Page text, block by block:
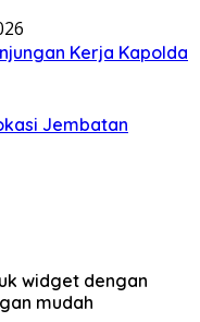
Kerja Kapolda
Jembatan
widget dengan
mudah